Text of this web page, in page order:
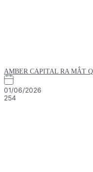
AMBER CAPITAL RA MẮT
01/06/2026
254